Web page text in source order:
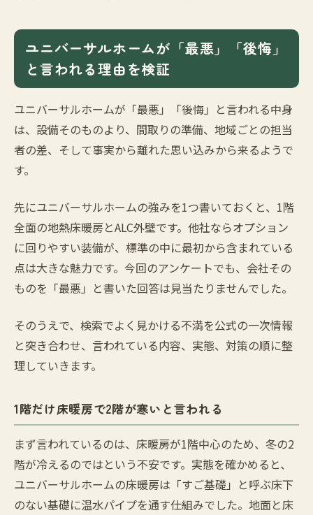
ユニバーサルホームが「最悪」「後悔」
と言われる理由を検証
ユニバーサルホームが「最悪」「後悔」と言われる中身
は、設備そのものより、間取りの準備、地域ごとの担当
者の差、そして事実から離れた思い込みから来るようで
す。
先にユニバーサルホームの強みを1つ書いておくと、1階
全面の地熱床暖房とALC外壁です。他社ならオプション
に回りやすい装備が、標準の中に最初から含まれている
点は大きな魅力です。今回のアンケートでも、会社その
ものを「最悪」と書いた回答は見当たりませんでした。
そのうえで、検索でよく見かける不満を公式の一次情報
と突き合わせ、言われている内容、実態、対策の順に整
理していきます。
1階だけ床暖房で2階が寒いと言われる
まず言われているのは、床暖房が1階中心のため、冬の2
階が冷えるのではという不安です。実態を確かめると、
ユニバーサルホームの床暖房は「すご基礎」と呼ぶ床下
のない基礎に温水パイプを通す仕組みでした。地面と床